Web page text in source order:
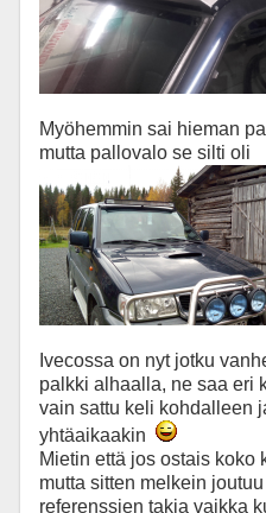
Myöhemmin sai hieman
mutta pallovalo se silti oli
Ivecossa on nyt jotku
palkki alhaalla, ne saa eri
vain sattu keli kohdalleen
yhtäaikaakin
Mietin että jos ostais
mutta sitten melkein
referenssien takia vaikka